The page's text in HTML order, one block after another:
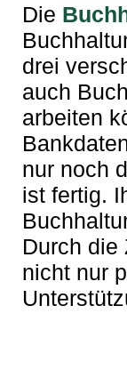
Die
drei
auch
arbeiten
nur noch
ist fertig.
Durch die
nicht nur